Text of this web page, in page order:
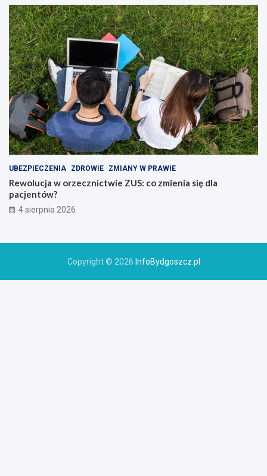
UBEZPIECZENIA ZDROWIE ZMIANY W PRAWIE
Rewolucja w orzecznictwie ZUS: co zmienia się dla
pacjentów?
4 sierpnia 2026
Copyright © 2026 InfoBydgoszcz.pl